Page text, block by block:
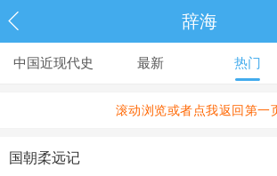
辞海
中国近现代史 最新 热门
滚动浏览或者点我返回第一
国朝柔远记